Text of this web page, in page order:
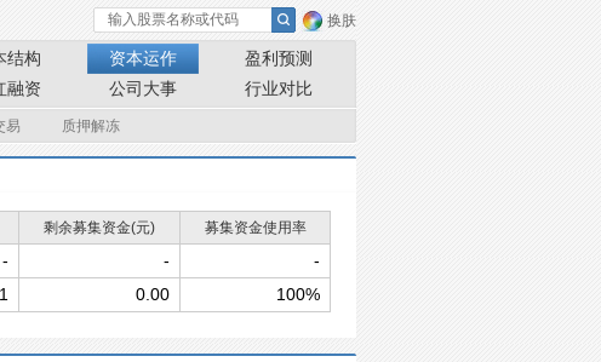
换肤
结构 资本运作
盈利预测
融资 公司大事 行业对比
易 质押解冻
剩余募集资金(元) 募集资金使用率
- -
-
0.00 100%